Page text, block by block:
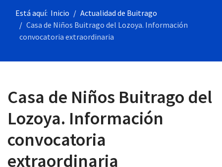
Está aquí: Inicio
Actualidad de Buitrago
Casa de Niños Buitrago del Lozoya. Información
convocatoria extraordinaria
Casa de Niños Buitrago del
Lozoya. Información
convocatoria
extraordinaria